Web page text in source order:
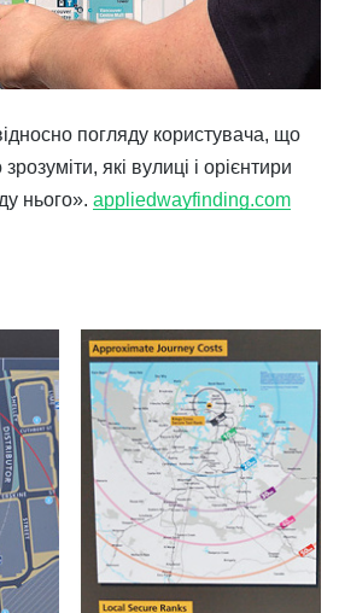
погляду користувача, що
які вулиці і орієнтири
нього». appliedwayfinding.com